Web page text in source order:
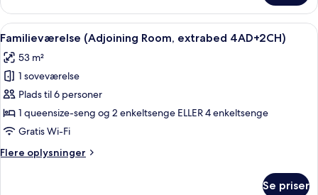
(Adjoining
Room,
extrabed
Indlæs
alle
billeder
af
Familieværelse
(Adjoining
Room,
4AD+2CH)
Minibar, pengeskab på værelset,
8
Familieværelse (Adjoining Room, extrabed 4AD+2CH)
53 m²
1 soveværelse
Plads til 6 personer
1 queensize-seng og 2 enkeltsenge ELLER 4 enkeltsenge
Gratis Wi-Fi
Flere oplysninger
Flere
Se priser